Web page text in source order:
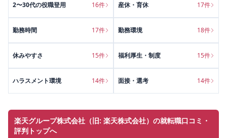
2〜30代の役職登用 16件 産休・育休 17件
勤務時間 17件 勤務環境 18件
休みやすさ 15件 福利厚生・制度 15件
ハラスメント環境 14件 面接・選考 14件
楽天グループ株式会社（旧: 楽天株式会社）の就転職口コミ・
評判トップへ